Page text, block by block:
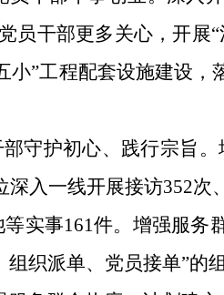
员干部更多关心，开
”工程配套设施建设
守护初心、践行宗旨
入一线开展接访352次
实事161件。增强服
织派单、党员接单”